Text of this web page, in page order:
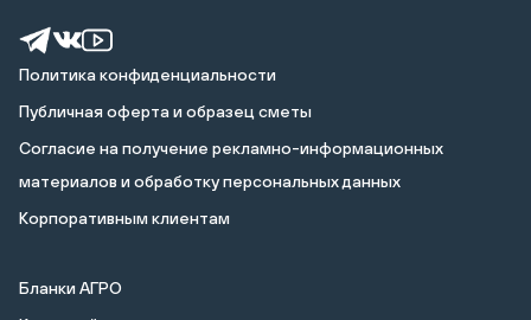
Политика конфиденциальности
Публичная оферта и образец сметы
Cогласие на получение рекламно-информационных
материалов и обработку персональных данных
Корпоративным клиентам
Бланки АГРО